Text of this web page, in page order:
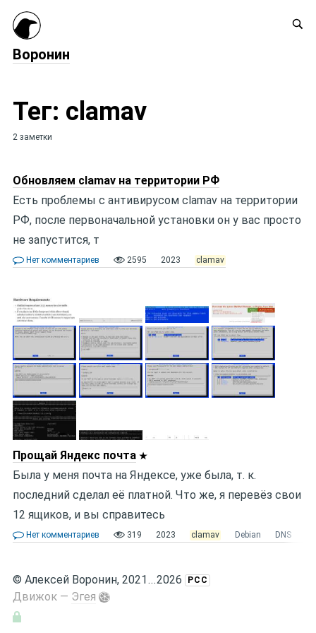
Воронин
Тег: clamav
2 заметки
Обновляем clamav на территории РФ
Есть проблемы с антивирусом clamav на территории
РФ, после первоначальной установки он у вас просто
не запустится, т
Нет комментариев 2595 2023 clamav
Прощай Яндекс почта
Была у меня почта на Яндексе, уже была, т. к.
последний сделал её платной. Что же, я перевёз свои
12 ящиков, и вы справитесь
Нет комментариев 319 2023 clamav Debian DNS
© Алексей Воронин, 2021...2026 РСС
Движок — Эгея